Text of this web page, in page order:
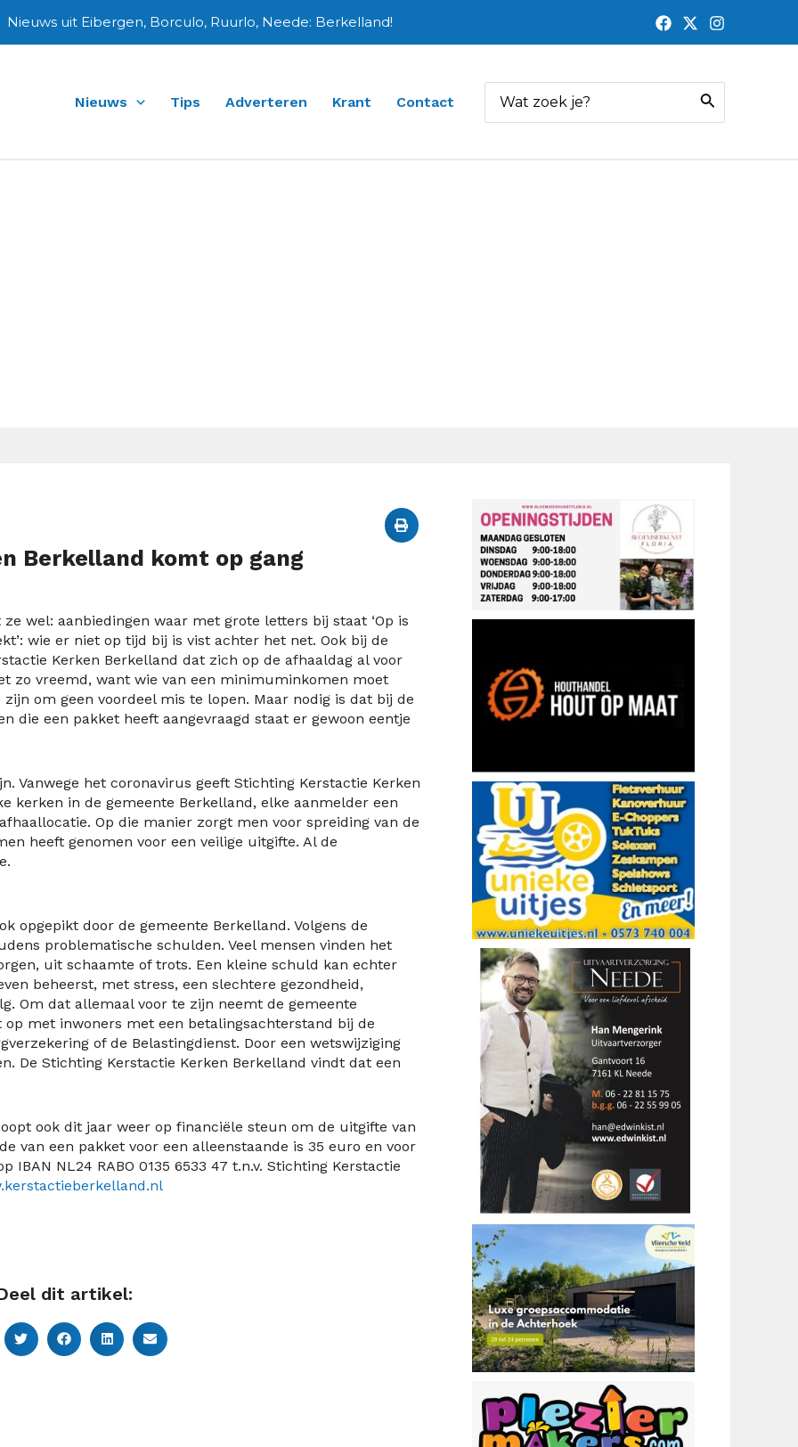
Nieuws uit Eibergen, Borculo, Ruurlo, Neede: Berkelland!
Nieuws Tips Adverteren Krant Contact
naar:
Berkelland komt op gang
ze wel: aanbiedingen waar met grote letters bij staat ‘Op is
wie er niet op tijd bij is vist achter het net. Ook bij de
Kerken Berkelland dat zich op de afhaaldag al voor
zo vreemd, want wie van een minimuminkomen moet
om geen voordeel mis te lopen. Maar nodig is dat bij de
die een pakket heeft aangevraagd staat er gewoon eentje
Vanwege het coronavirus geeft Stichting Kerstactie Kerken
kerken in de gemeente Berkelland, elke aanmelder een
Op die manier zorgt men voor spreiding van de
heeft genomen voor een veilige uitgifte. Al de
opgepikt door de gemeente Berkelland. Volgens de
problematische schulden. Veel mensen vinden het
uit schaamte of trots. Een kleine schuld kan echter
beheerst, met stress, een slechtere gezondheid,
Om dat allemaal voor te zijn neemt de gemeente
met inwoners met een betalingsachterstand bij de
of de Belastingdienst. Door een wetswijziging
De Stichting Kerstactie Kerken Berkelland vindt dat een
ook dit jaar weer op financiële steun om de uitgifte van
van een pakket voor een alleenstaande is 35 euro en voor
IBAN NL24 RABO 0135 6533 47 t.n.v. Stichting Kerstactie
dit artikel: